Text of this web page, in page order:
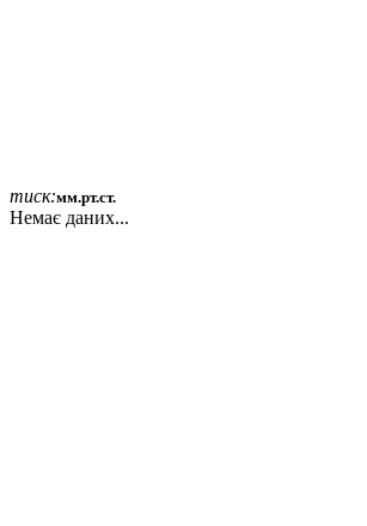
тиск:мм.рт.ст.
Немає даних...